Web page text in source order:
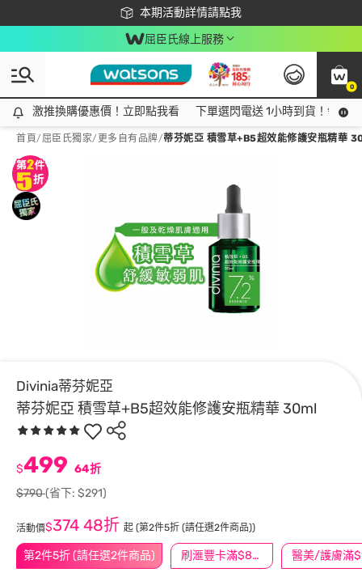
本期活動詳情請點我
下載app最高回饋$350
屈臣氏線上服務
0
激推換購優惠價！立即點我看
激推換購優惠價！立即點我看 下單選閃電送 1小時到貨！領神
首頁/ 屈臣氏獨家/ 更多自有品牌/蒂芬妮亞 積雪草+B5超效能修護安瓶精華
Divinia蒂芬妮亞
蒂芬妮亞 積雪草+B5超效能修護安瓶精華 30ml
第2件5折 (請任選2件商品) 刷滙豐卡滿$888送3萬點
$499 64折
$790(省下: $291)
活動價$374 48折 起 (第2件5折 (請任選2件商品))